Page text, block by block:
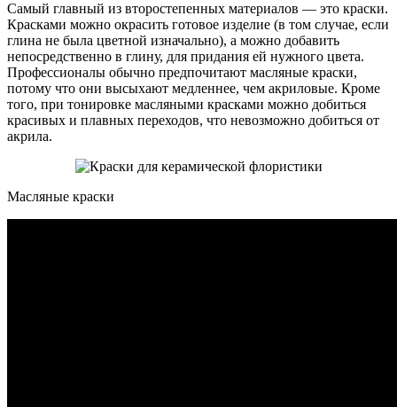
Самый главный из второстепенных материалов — это краски.
Красками можно окрасить готовое изделие (в том случае, если
глина не была цветной изначально), а можно добавить
непосредственно в глину, для придания ей нужного цвета.
Профессионалы обычно предпочитают масляные краски,
потому что они высыхают медленнее, чем акриловые. Кроме
того, при тонировке масляными красками можно добиться
красивых и плавных переходов, что невозможно добиться от
акрила.
Масляные краски